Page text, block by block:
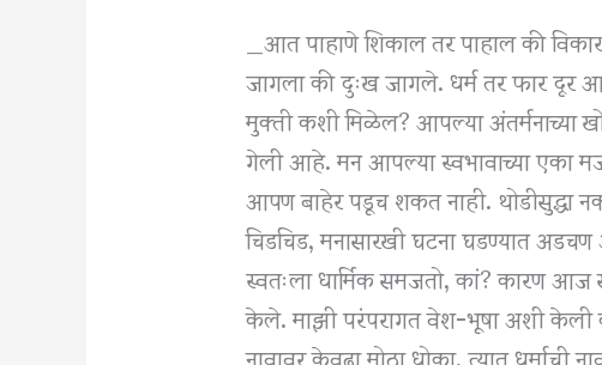
_आत पाहाणे शिकाल तर पाहाल की
जागला की दुःख जागले. धर्म तर फार दूर
मुक्ती कशी मिळेल? आपल्या अंतर्मनाच्या
गेली आहे. मन आपल्या स्वभावाच्या
आपण बाहेर पडूच शकत नाही. थोडीसुद्धा
चिडचिड, मनासारखी घटना घडण्यात
स्वतःला धार्मिक समजतो, कां? कारण
केले. माझी परंपरागत वेश-भूषा अशी केली